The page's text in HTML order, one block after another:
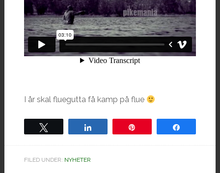
I år skal fluegutta få kamp på flue
FILED UNDER: NYHETER